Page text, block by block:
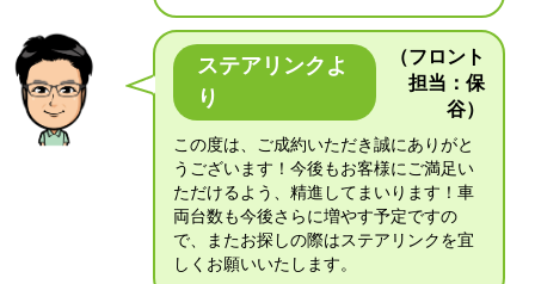
ステアリンクよ
り
（フロント
担当：保
谷）
この度は、ご成約いただき誠にありがと
うございます！今後もお客様にご満足い
ただけるよう、精進してまいります！車
両台数も今後さらに増やす予定ですの
で、またお探しの際はステアリンクを宜
しくお願いいたします。